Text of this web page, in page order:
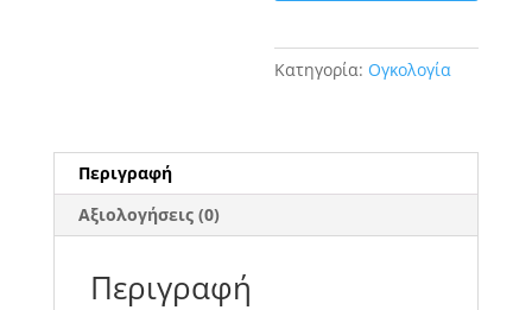
ποσότητα
Κατηγορία: Ογκολογία
Περιγραφή
Αξιολογήσεις (0)
Περιγραφή